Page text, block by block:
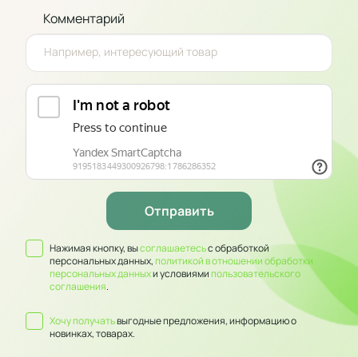
Комментарий
Нажимая кнопку, высоглашаетесьс обработкой
персональных данных,политикой в отношении обработки
персональных данныхи условиямипользовательского
соглашения.
Хочу получатьвыгодные предложения, информацию о
новинках, товарах.